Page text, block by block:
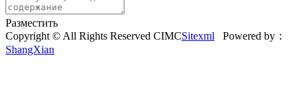
Разместить
Copyright © All Rights Reserved CIMCSitexml Powered by：
ShangXian